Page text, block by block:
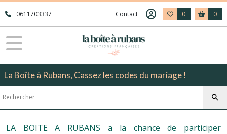
0611703337 Contact 0 0
La Boîte à Rubans, Cassez les codes du mariage !
LA BOITE A RUBANS a la chance de participer